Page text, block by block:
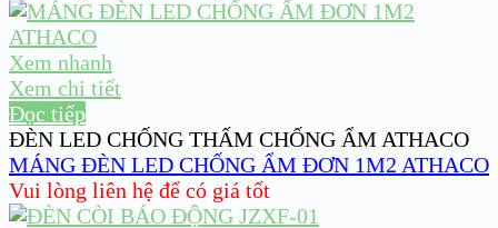
Xem nhanh
Xem chi tiết
Đọc tiếp
ĐÈN LED CHỐNG THẤM CHỐNG ẨM ATHACO
MÁNG ĐÈN LED CHỐNG ẨM ĐƠN 1M2 ATHACO
Vui lòng liên hệ để có giá tốt